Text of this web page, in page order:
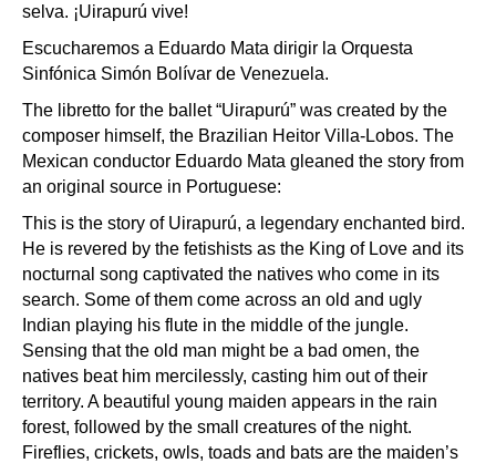
selva. ¡Uirapurú vive!
Escucharemos a Eduardo Mata dirigir la Orquesta
Sinfónica Simón Bolívar de Venezuela.
The libretto for the ballet “Uirapurú” was created by the
composer himself, the Brazilian Heitor Villa-Lobos. The
Mexican conductor Eduardo Mata gleaned the story from
an original source in Portuguese:
This is the story of Uirapurú, a legendary enchanted bird.
He is revered by the fetishists as the King of Love and its
nocturnal song captivated the natives who come in its
search. Some of them come across an old and ugly
Indian playing his flute in the middle of the jungle.
Sensing that the old man might be a bad omen, the
natives beat him mercilessly, casting him out of their
territory. A beautiful young maiden appears in the rain
forest, followed by the small creatures of the night.
Fireflies, crickets, owls, toads and bats are the maiden’s